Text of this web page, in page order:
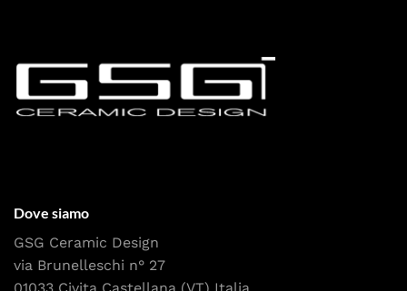
Dove siamo
GSG Ceramic Design
via Brunelleschi n° 27